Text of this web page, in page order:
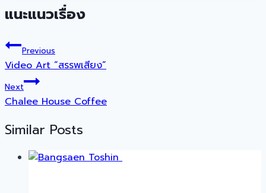
แนะแนวเรื่อง
Previous
Video Art “สรรพเสียง”
Next
Chalee House Coffee
Similar Posts